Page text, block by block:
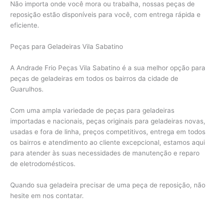
Não importa onde você mora ou trabalha, nossas peças de
reposição estão disponíveis para você, com entrega rápida e
eficiente.
Peças para Geladeiras Vila Sabatino
A Andrade Frio Peças Vila Sabatino é a sua melhor opção para
peças de geladeiras em todos os bairros da cidade de
Guarulhos.
Com uma ampla variedade de peças para geladeiras
importadas e nacionais, peças originais para geladeiras novas,
usadas e fora de linha, preços competitivos, entrega em todos
os bairros e atendimento ao cliente excepcional, estamos aqui
para atender às suas necessidades de manutenção e reparo
de eletrodomésticos.
Quando sua geladeira precisar de uma peça de reposição, não
hesite em nos contatar.